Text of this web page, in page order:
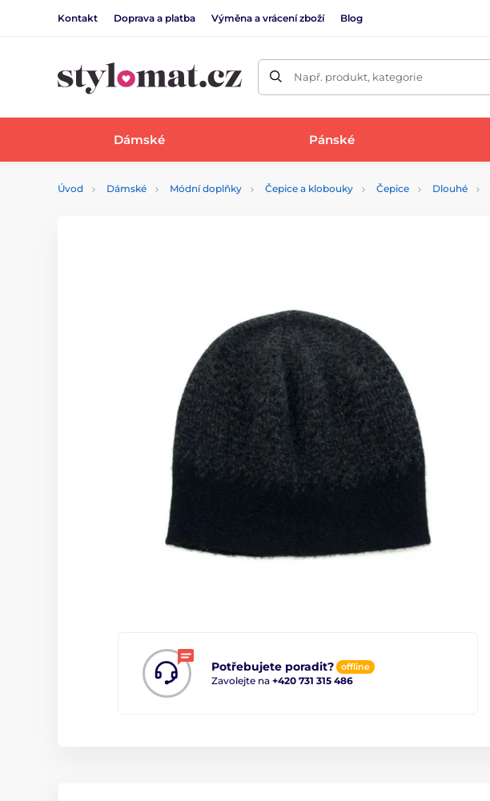
Kontakt Doprava a platba Výměna a vrácení zboží Blog
Např. produkt, kategorie
Dámské Pánské
Úvod Dámské Módní doplňky Čepice a klobouky Čepice Dlouhé
Potřebujete poradit? offline
Zavolejte na +420 731 315 486